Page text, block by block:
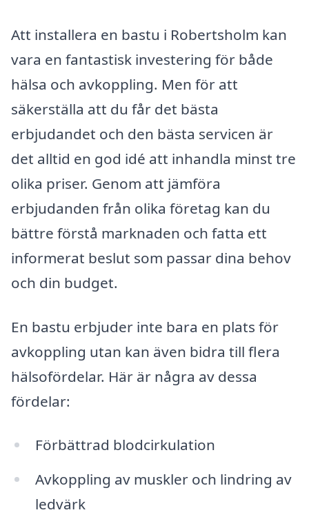
Att installera en bastu i Robertsholm kan
vara en fantastisk investering för både
hälsa och avkoppling. Men för att
säkerställa att du får det bästa
erbjudandet och den bästa servicen är
det alltid en god idé att inhandla minst tre
olika priser. Genom att jämföra
erbjudanden från olika företag kan du
bättre förstå marknaden och fatta ett
informerat beslut som passar dina behov
och din budget.
En bastu erbjuder inte bara en plats för
avkoppling utan kan även bidra till flera
hälsofördelar. Här är några av dessa
fördelar:
Förbättrad blodcirkulation
Avkoppling av muskler och lindring av
ledvärk